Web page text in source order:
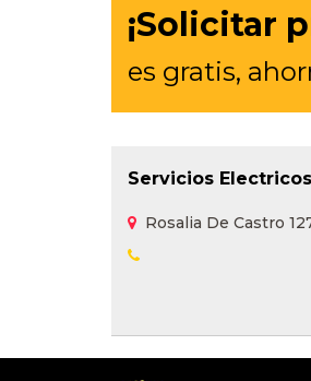
¡Solicitar
es gratis,
Servicios
Rosalia De Castro